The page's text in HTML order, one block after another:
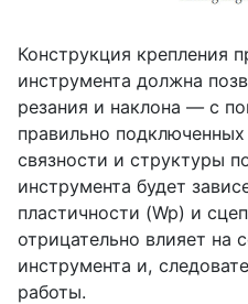
Конструкция крепления
инструмента должна
резания и наклона — с
правильно
связности и структуры
инструмента будет
пластичности (Wp) и
отрицательно влияет на
инструмента и,
работы.